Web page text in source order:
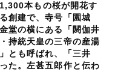
本もの桜が開花す
創建で、寺号「園城
堂の横にある「閼伽井
持統天皇の三帝の産湯
とも呼ばれ、「三井
た。左甚五郎作と伝わ